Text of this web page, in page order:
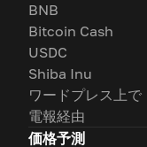
BNB
Bitcoin Cash
USDC
Shiba Inu
ワードプレス上で
電報経由
価格予測